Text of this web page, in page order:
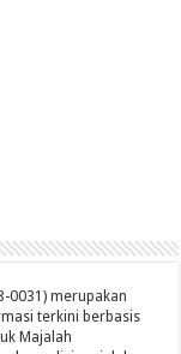
0031) merupakan
terkini berbasis
Majalah